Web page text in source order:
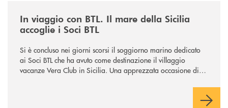
In viaggio con BTL. Il mare della Sicilia
accoglie i Soci BTL
Si è concluso nei giorni scorsi il soggiorno marino dedicato
ai Soci BTL che ha avuto come destinazione il villaggio
vacanze Vera Club in Sicilia. Una apprezzata occasione di